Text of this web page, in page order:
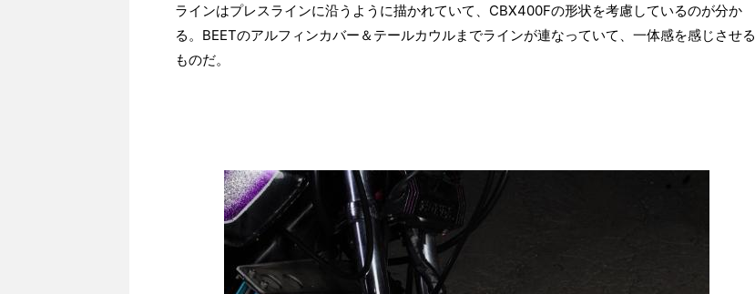
ラインはプレスラインに沿うように描かれていて、CBX400Fの形状を考慮しているのが分か
る。BEETのアルフィンカバー＆テールカウルまでラインが連なっていて、一体感を感じさせる
ものだ。